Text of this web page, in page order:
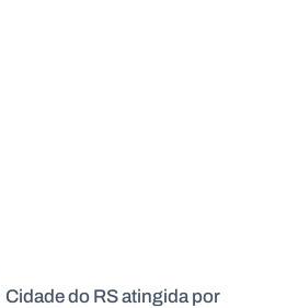
Cidade do RS atingida por